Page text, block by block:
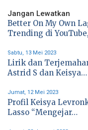
Jangan Lewatkan
Better On My Own
Trending di
Sabtu, 13 Mei 2023
Lirik dan
Astrid S dan Keisya…
Jumat, 12 Mei 2023
Profil Keisya
Lasso “Mengejar…